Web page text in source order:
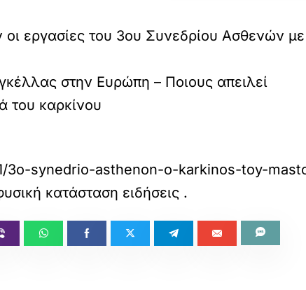
εργασίες του 3ου Συνεδρίου Ασθενών με
στην Ευρώπη – Ποιους απειλεί
του καρκίνου
3o-synedrio-asthenon-o-karkinos-toy-
κατάσταση ειδήσεις .